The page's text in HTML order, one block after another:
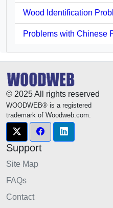
Wood Identification
Problems with Chinese
© 2025 All rights reserved
WOODWEB® is a registered
trademark of Woodweb.com.
Support
Site Map
FAQs
Contact